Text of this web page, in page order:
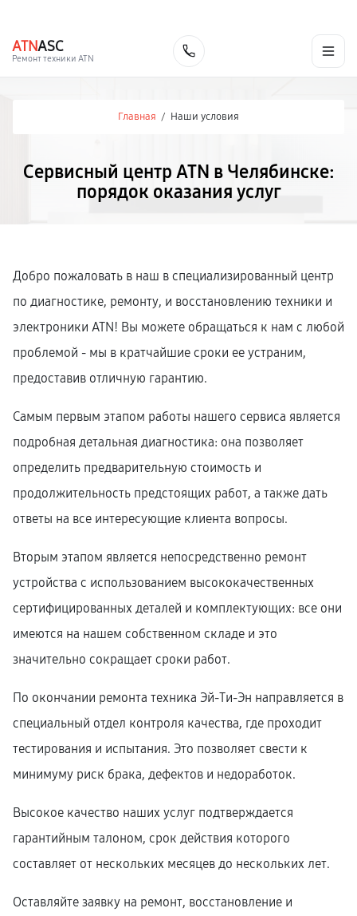
ATNASC
Ремонт техники ATN
Главная / Наши условия
Сервисный центр ATN в Челябинске:
порядок оказания услуг
Добро пожаловать в наш в специализированный центр
по диагностике, ремонту, и восстановлению техники и
электроники ATN! Вы можете обращаться к нам с любой
проблемой - мы в кратчайшие сроки ее устраним,
предоставив отличную гарантию.
Самым первым этапом работы нашего сервиса является
подробная детальная диагностика: она позволяет
определить предварительную стоимость и
продолжительность предстоящих работ, а также дать
ответы на все интересующие клиента вопросы.
Вторым этапом является непосредственно ремонт
устройства с использованием высококачественных
сертифицированных деталей и комплектующих: все они
имеются на нашем собственном складе и это
значительно сокращает сроки работ.
По окончании ремонта техника Эй-Ти-Эн направляется в
специальный отдел контроля качества, где проходит
тестирования и испытания. Это позволяет свести к
минимуму риск брака, дефектов и недоработок.
Высокое качество наших услуг подтверждается
гарантийным талоном, срок действия которого
составляет от нескольких месяцев до нескольких лет.
Оставляйте заявку на ремонт, восстановление и